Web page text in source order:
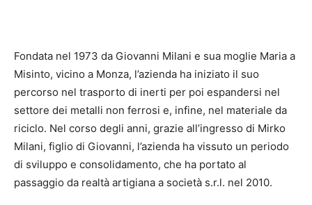
Fondata nel 1973 da Giovanni Milani e sua moglie Maria a
Misinto, vicino a Monza, l’azienda ha iniziato il suo
percorso nel trasporto di inerti per poi espandersi nel
settore dei metalli non ferrosi e, infine, nel materiale da
riciclo. Nel corso degli anni, grazie all’ingresso di Mirko
Milani, figlio di Giovanni, l’azienda ha vissuto un periodo
di sviluppo e consolidamento, che ha portato al
passaggio da realtà artigiana a società s.r.l. nel 2010.